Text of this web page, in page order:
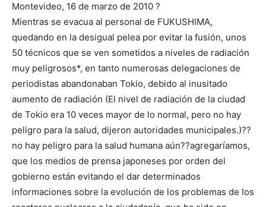
Montevideo, 16 de marzo de 2010 ?
Mientras se evacua al personal de FUKUSHIMA,
quedando en la desigual pelea por evitar la fusión, unos
50 técnicos que se ven sometidos a niveles de radiación
muy peligrosos*, en tanto numerosas delegaciones de
periodistas abandonaban Tokio, debido al inusitado
aumento de radiación (El nivel de radiación de la ciudad
de Tokio era 10 veces mayor de lo normal, pero no hay
peligro para la salud, dijeron autoridades municipales.)??
no hay peligro para la salud humana aún??agregaríamos,
que los medios de prensa japoneses por orden del
gobierno están evitando el dar determinados
informaciones sobre la evolución de los problemas de los